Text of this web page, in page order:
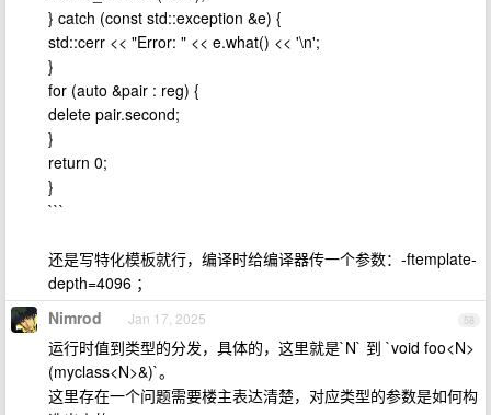
} catch (const std::exception &e) {
std::cerr << "Error: " << e.what() << '\n';
}
for (auto &pair : reg) {
delete pair.second;
}
return 0;
}
```
还是写特化模板就行，编译时给编译器传一个参数：-ftemplate-
depth=4096 ；
58
Nimrod Jan 17, 2025
运行时值到类型的分发，具体的，这里就是`N` 到 `void foo<N>
(myclass<N>&)`。
这里存在一个问题需要楼主表达清楚，对应类型的参数是如何构